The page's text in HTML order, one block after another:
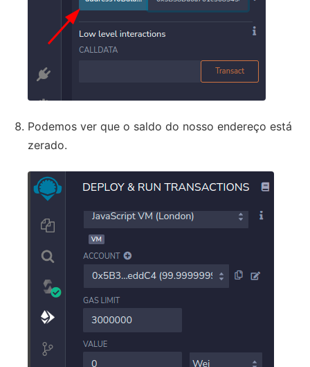
Podemos ver que o saldo do nosso endereço está
zerado.